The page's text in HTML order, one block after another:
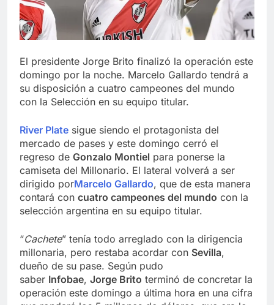
El presidente Jorge Brito finalizó la operación este
domingo por la noche. Marcelo Gallardo tendrá a
su disposición a cuatro campeones del mundo
con la Selección en su equipo titular.
River Plate sigue siendo el protagonista del
mercado de pases y este domingo cerró el
regreso de Gonzalo Montiel para ponerse la
camiseta del Millonario. El lateral volverá a ser
dirigido porMarcelo Gallardo, que de esta manera
contará con cuatro campeones del mundo con la
selección argentina en su equipo titular.
“Cachete” tenía todo arreglado con la dirigencia
millonaria, pero restaba acordar con Sevilla,
dueño de su pase. Según pudo
saber Infobae, Jorge Brito terminó de concretar la
operación este domingo a última hora en una cifra